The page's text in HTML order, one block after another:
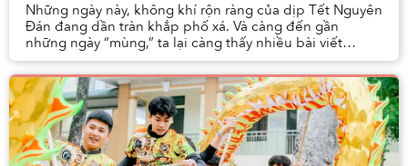
Những ngày này, không khí rộn ràng của dịp Tết Nguyên
Đán đang dần tràn khắp phố xá. Và càng đến gần
những ngày “mùng,” ta lại càng thấy nhiều bài viết
hướng dẫn cách đi xông đất thế nào để được nhiều...